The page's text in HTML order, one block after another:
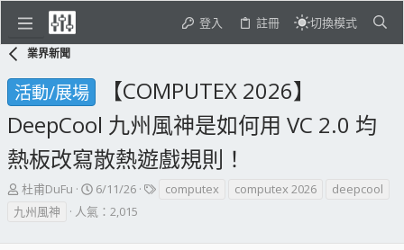
登入 註冊 切換模式
業界新聞
活動/展場
【COMPUTEX 2026】
DeepCool 九州風神是如何用 VC 2.0 均
熱板改寫散熱遊戲規則！
主
題
發
起
杜甫DuFu
開
始
日
期
6/11/26
標computex computex 2026
deepcool
九州風神
人氣：2,015